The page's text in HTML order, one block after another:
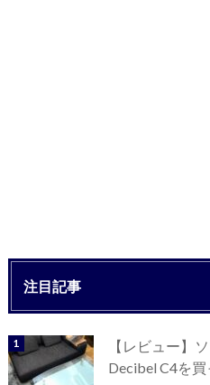
注目記事
【レビュー】
Decibel C4を買